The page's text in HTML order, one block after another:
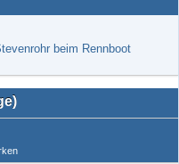
beim Rennboot